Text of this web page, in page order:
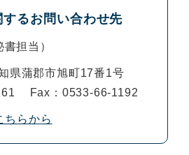
るお問い合わせ先
書担当
県蒲郡市旭町17番1号
Fax：0533-66-1192
ちらから